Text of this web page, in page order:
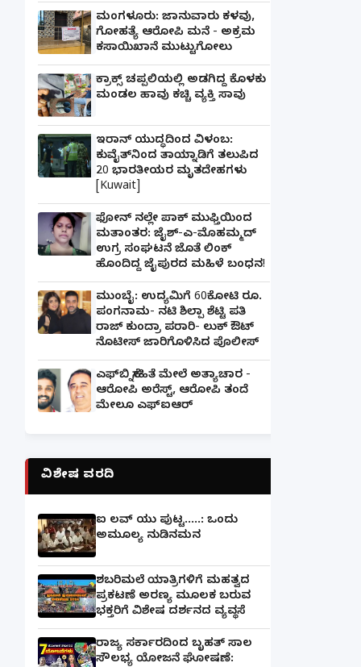
ಮಂಗಳೂರು: ಜಾನುವಾರು ಕಳವು,
ಗೋಹತ್ಯೆ ಆರೋಪಿ ಮನೆ - ಅಕ್ರಮ
ಕಸಾಯಿಖಾನೆ ಮುಟ್ಟುಗೋಲು
ಕ್ರಾಕ್ಸ್ ಚಪ್ಪಲಿಯಲ್ಲಿ ಅಡಗಿದ್ದ ಕೊಳಕು
ಮಂಡಲ ಹಾವು ಕಚ್ಚಿ ವ್ಯಕ್ತಿ ಸಾವು
ಇರಾನ್ ಯುದ್ಧದಿಂದ ವಿಳಂಬ:
ಕುವೈತ್‌ನಿಂದ ತಾಯ್ನಾಡಿಗೆ ತಲುಪಿದ
20 ಭಾರತೀಯರ ಮೃತದೇಹಗಳು
[Kuwait]
ಫೋನ್ ನಲ್ಲೇ ಪಾಕ್ ಮುಫ್ತಿಯಿಂದ
ಮತಾಂತರ: ಜೈಶ್-ಎ-ಮೊಹಮ್ಮದ್
ಉಗ್ರ ಸಂಘಟನೆ ಜೊತೆ ಲಿಂಕ್
ಹೊಂದಿದ್ದ ಜೈಪುರದ ಮಹಿಳೆ ಬಂಧನ!
ಮುಂಬೈ: ಉದ್ಯಮಿಗೆ 60ಕೋಟಿ ರೂ.
ಪಂಗನಾಮ- ನಟಿ ಶಿಲ್ಪಾ ಶೆಟ್ಟಿ ಪತಿ
ರಾಜ್ ಕುಂದ್ರಾ ಪರಾರಿ- ಲುಕ್ ಔಟ್
ನೊಟೀಸ್ ಜಾರಿಗೊಳಿಸಿದ ಪೊಲೀಸ್
ಎಫ್‌ಬಿ ಸ್ನೇಹಿತೆ ಮೇಲೆ ಅತ್ಯಾಚಾರ -
ಆರೋಪಿ ಅರೆಸ್ಟ್, ಆರೋಪಿ ತಂದೆ
ಮೇಲೂ ಎಫ್ಐಆರ್
ವಿಶೇಷ ವರದಿ
ಐ ಲವ್ ಯು ಪುಟ್ಟ.....: ಒಂದು
ಅಮೂಲ್ಯ ನುಡಿನಮನ
ಶಬರಿಮಲೆ ಯಾತ್ರಿಗಳಿಗೆ ಮಹತ್ವದ
ಪ್ರಕಟಣೆ ಅರಣ್ಯ ಮೂಲಕ ಬರುವ
ಭಕ್ತರಿಗೆ ವಿಶೇಷ ದರ್ಶನದ ವ್ಯವಸ್ಥೆ
ರಾಜ್ಯ ಸರ್ಕಾರದಿಂದ ಬೃಹತ್ ಸಾಲ
ಸೌಲಭ್ಯ ಯೋಜನೆ ಘೋಷಣೆ: